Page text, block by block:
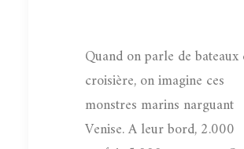
Quand on parle de bateaux
croisière, on imagine ces
monstres marins narguant
Venise. A leur bord, 2.000